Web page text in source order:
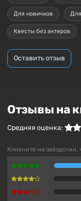
Для новичков
Квесты без актеров
Оставить отзыв
Отзывы на
Средняя оценка:
Кликните на звёздочки,